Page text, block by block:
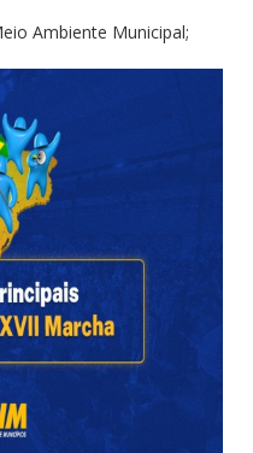
Ambiente Municipal;